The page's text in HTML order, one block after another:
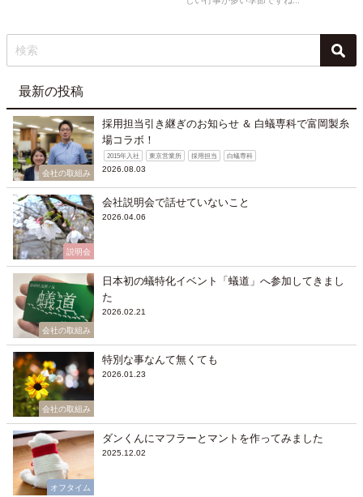
最新の投稿
会社の取組み
採用担当引き継ぎのお知らせ ＆ 白蟻専科で富岡製糸
場コラボ！
2015年入社 東京営業所 採用担当 白蟻専科
2026.08.03
説明会
会社説明会で話せていないこと
2026.04.06
会社の取組み
日本初の蟻特化イベント「蟻道」へ参加してきまし
た
2026.02.21
会社の取組み
特別な事なんて無くても
2026.01.23
オフタイム
ダンくんにマフラーとマントを作ってみました
2025.12.02